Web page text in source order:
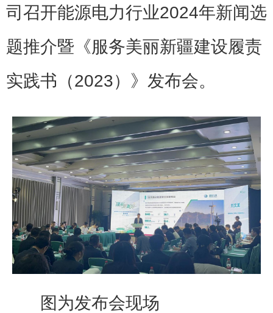
司召开能源电力行业2024年新闻选
题推介暨《服务美丽新疆建设履责
实践书（2023）》发布会。
图为发布会现场